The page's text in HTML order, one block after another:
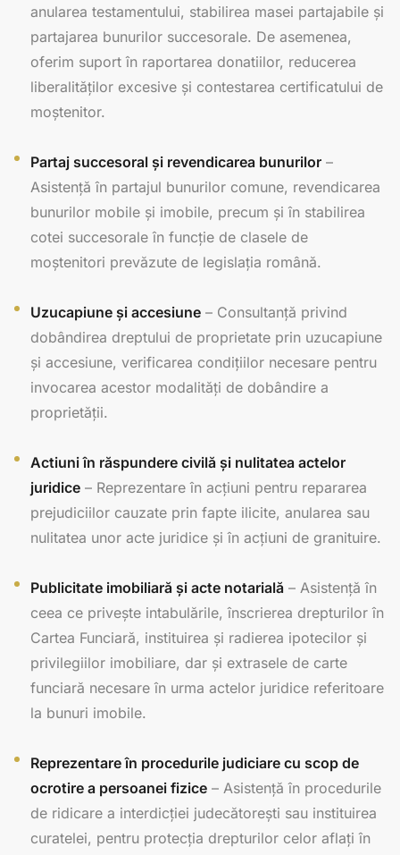
anularea testamentului, stabilirea masei partajabile și
partajarea bunurilor succesorale. De asemenea,
oferim suport în raportarea donatiilor, reducerea
liberalităților excesive și contestarea certificatului de
moștenitor.
Partaj succesoral și revendicarea bunurilor –
Asistență în partajul bunurilor comune, revendicarea
bunurilor mobile și imobile, precum și în stabilirea
cotei succesorale în funcție de clasele de
moștenitori prevăzute de legislația română.
Uzucapiune și accesiune – Consultanță privind
dobândirea dreptului de proprietate prin uzucapiune
și accesiune, verificarea condițiilor necesare pentru
invocarea acestor modalități de dobândire a
proprietății.
Actiuni în răspundere civilă și nulitatea actelor
juridice – Reprezentare în acțiuni pentru repararea
prejudiciilor cauzate prin fapte ilicite, anularea sau
nulitatea unor acte juridice și în acțiuni de granituire.
Publicitate imobiliară și acte notarială – Asistență în
ceea ce privește intabulările, înscrierea drepturilor în
Cartea Funciară, instituirea și radierea ipotecilor și
privilegiilor imobiliare, dar și extrasele de carte
funciară necesare în urma actelor juridice referitoare
la bunuri imobile.
Reprezentare în procedurile judiciare cu scop de
ocrotire a persoanei fizice – Asistență în procedurile
de ridicare a interdicției judecătorești sau instituirea
curatelei, pentru protecția drepturilor celor aflați în